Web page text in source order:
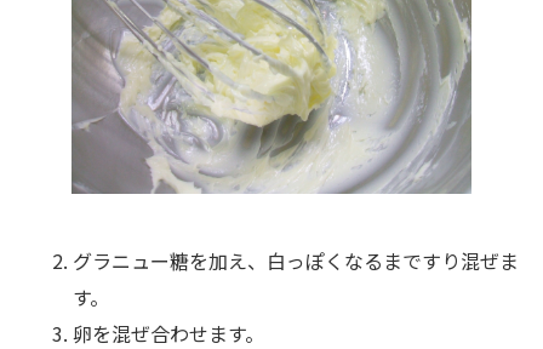
グラニュー糖を加え、白っぽくなるまですり混ぜま
す。
卵を混ぜ合わせます。